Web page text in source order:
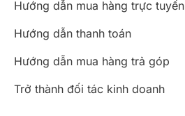
Hướng dẫn mua hàng trực tuyến
Hướng dẫn thanh toán
Hướng dẫn mua hàng trả góp
Trở thành đối tác kinh doanh